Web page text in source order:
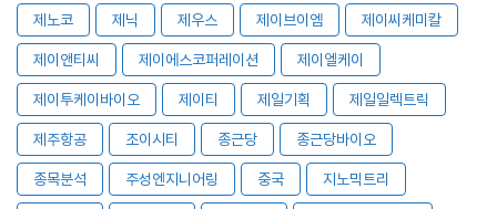
제노코 제닉 제우스 제이브이엠 제이씨케미칼
제이앤티씨 제이에스코퍼레이션 제이엘케이
제이투케이바이오 제이티 제일기획 제일일렉트릭
제주항공 조이시티 종근당 종근당바이오
종목분석 주성엔지니어링 중국 지노믹트리